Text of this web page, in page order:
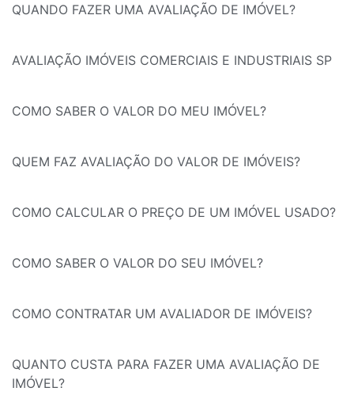
QUANDO FAZER UMA AVALIAÇÃO DE IMÓVEL?
AVALIAÇÃO IMÓVEIS COMERCIAIS E INDUSTRIAIS SP
COMO SABER O VALOR DO MEU IMÓVEL?
QUEM FAZ AVALIAÇÃO DO VALOR DE IMÓVEIS?
COMO CALCULAR O PREÇO DE UM IMÓVEL USADO?
COMO SABER O VALOR DO SEU IMÓVEL?
COMO CONTRATAR UM AVALIADOR DE IMÓVEIS?
QUANTO CUSTA PARA FAZER UMA AVALIAÇÃO DE
IMÓVEL?